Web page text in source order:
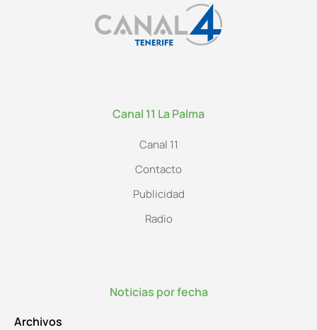
Canal 11 La Palma
Canal 11
Contacto
Publicidad
Radio
Noticias por fecha
Archivos